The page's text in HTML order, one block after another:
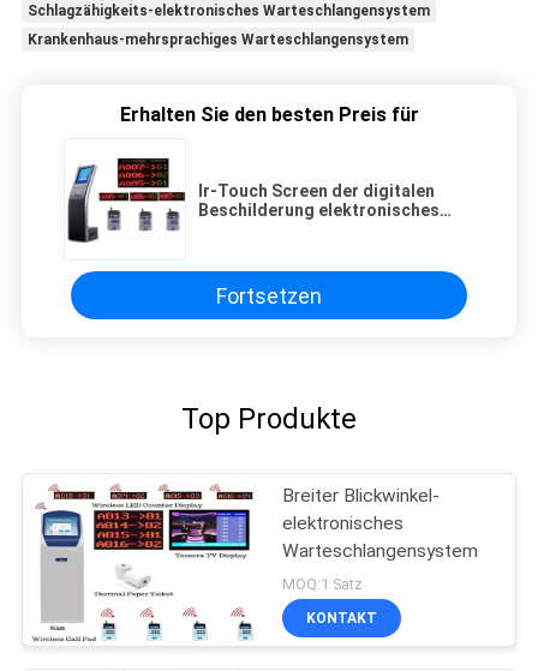
Schlagzähigkeits-elektronisches Warteschlangensystem
Krankenhaus-mehrsprachiges Warteschlangensystem
Erhalten Sie den besten Preis für
Ir-Touch Screen der digitalen
Beschilderung elektronisches
Fortsetzen
Top Produkte
Breiter Blickwinkel-
elektronisches
Warteschlangensystem
MOQ:1 Satz
KONTAKT